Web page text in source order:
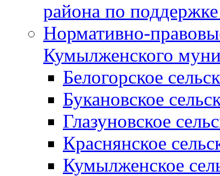
района по
Нормативно-
Кумылженского
Белогорское
Букановское
Глазуновское
Краснянское
Кумылженское